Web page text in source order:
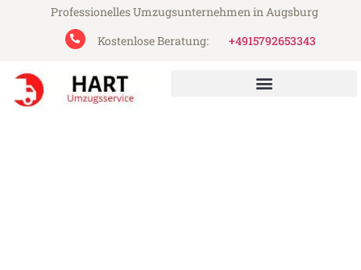
Professionelles Umzugsunternehmen in Augsburg
Kostenlose Beratung:
+4915792653343